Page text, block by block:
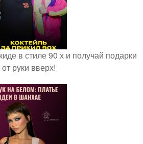
в стиле 90 х и получай подарки
от руки вверх!